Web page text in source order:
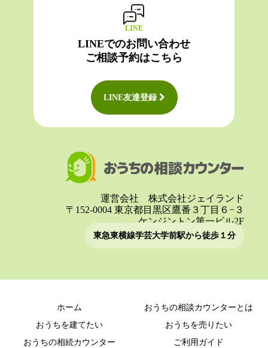
LINE
LINEでのお問い合わせ
ご相談予約はこちら
LINE友達登録
運営会社 株式会社ジェイランド
〒152-0004 東京都目黒区鷹番３丁目６−３
ケンジントン第一ビル2F
東急東横線学芸大学前駅から徒歩１分
ホーム
おうちの相談カウンターとは
おうちを建てたい
おうちを売りたい
おうちの相続カウンター
ご利用ガイド